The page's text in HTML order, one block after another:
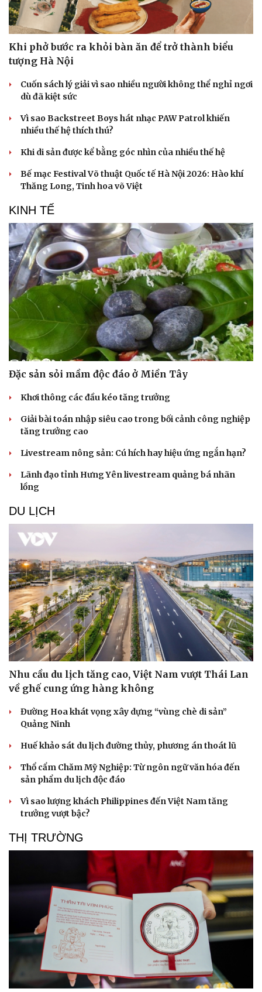
Văn hóa
Sân khấu - Điện ảnh
Văn học
Âm nhạc
Di sản
Giải trí
Nghệ sĩ
Thời trang
Sao Việt
Khi phở bước ra khỏi bàn ăn để trở thành biểu
tượng Hà Nội
Cuốn sách lý giải vì sao nhiều người không thể nghỉ ngơi
dù đã kiệt sức
Vì sao Backstreet Boys hát nhạc PAW Patrol khiến
nhiều thế hệ thích thú?
Khi di sản được kể bằng góc nhìn của nhiều thế hệ
Bế mạc Festival Võ thuật Quốc tế Hà Nội 2026: Hào khí
Thăng Long, Tinh hoa võ Việt
KINH TẾ
Đặc sản sỏi mầm độc đáo ở Miền Tây
Khơi thông các đầu kéo tăng trưởng
Giải bài toán nhập siêu cao trong bối cảnh công nghiệp
tăng trưởng cao
Livestream nông sản: Cú hích hay hiệu ứng ngắn hạn?
Lãnh đạo tỉnh Hưng Yên livestream quảng bá nhãn
lồng
DU LỊCH
Nhu cầu du lịch tăng cao, Việt Nam vượt Thái Lan
về ghế cung ứng hàng không
Đường Hoa khát vọng xây dựng “vùng chè di sản”
Quảng Ninh
Huế khảo sát du lịch đường thủy, phương án thoát lũ
Thổ cẩm Chăm Mỹ Nghiệp: Từ ngôn ngữ văn hóa đến
sản phẩm du lịch độc đáo
Vì sao lượng khách Philippines đến Việt Nam tăng
trưởng vượt bậc?
THỊ TRƯỜNG